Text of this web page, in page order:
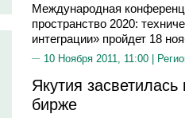
Международная
пространство 2020:
интеграции» пройдет 18
10 Ноября 2011, 11:00 |
Якутия
бирже